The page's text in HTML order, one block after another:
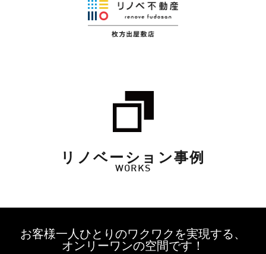
リノベーション事例
WORKS
お客様一人ひとりのワクワクを実現する、
オンリーワンの空間です！